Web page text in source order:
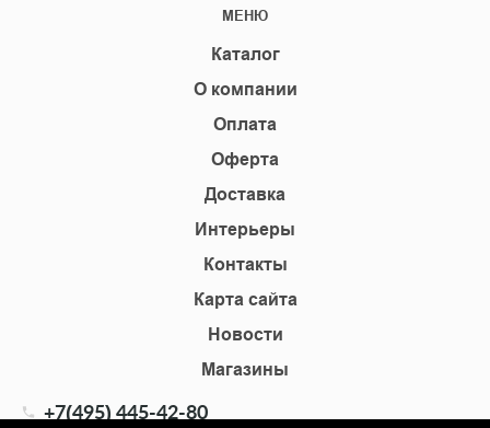
МЕНЮ
Каталог
О компании
Оплата
Оферта
Доставка
Интерьеры
Контакты
Карта сайта
Новости
Магазины
+7(495) 445-42-80